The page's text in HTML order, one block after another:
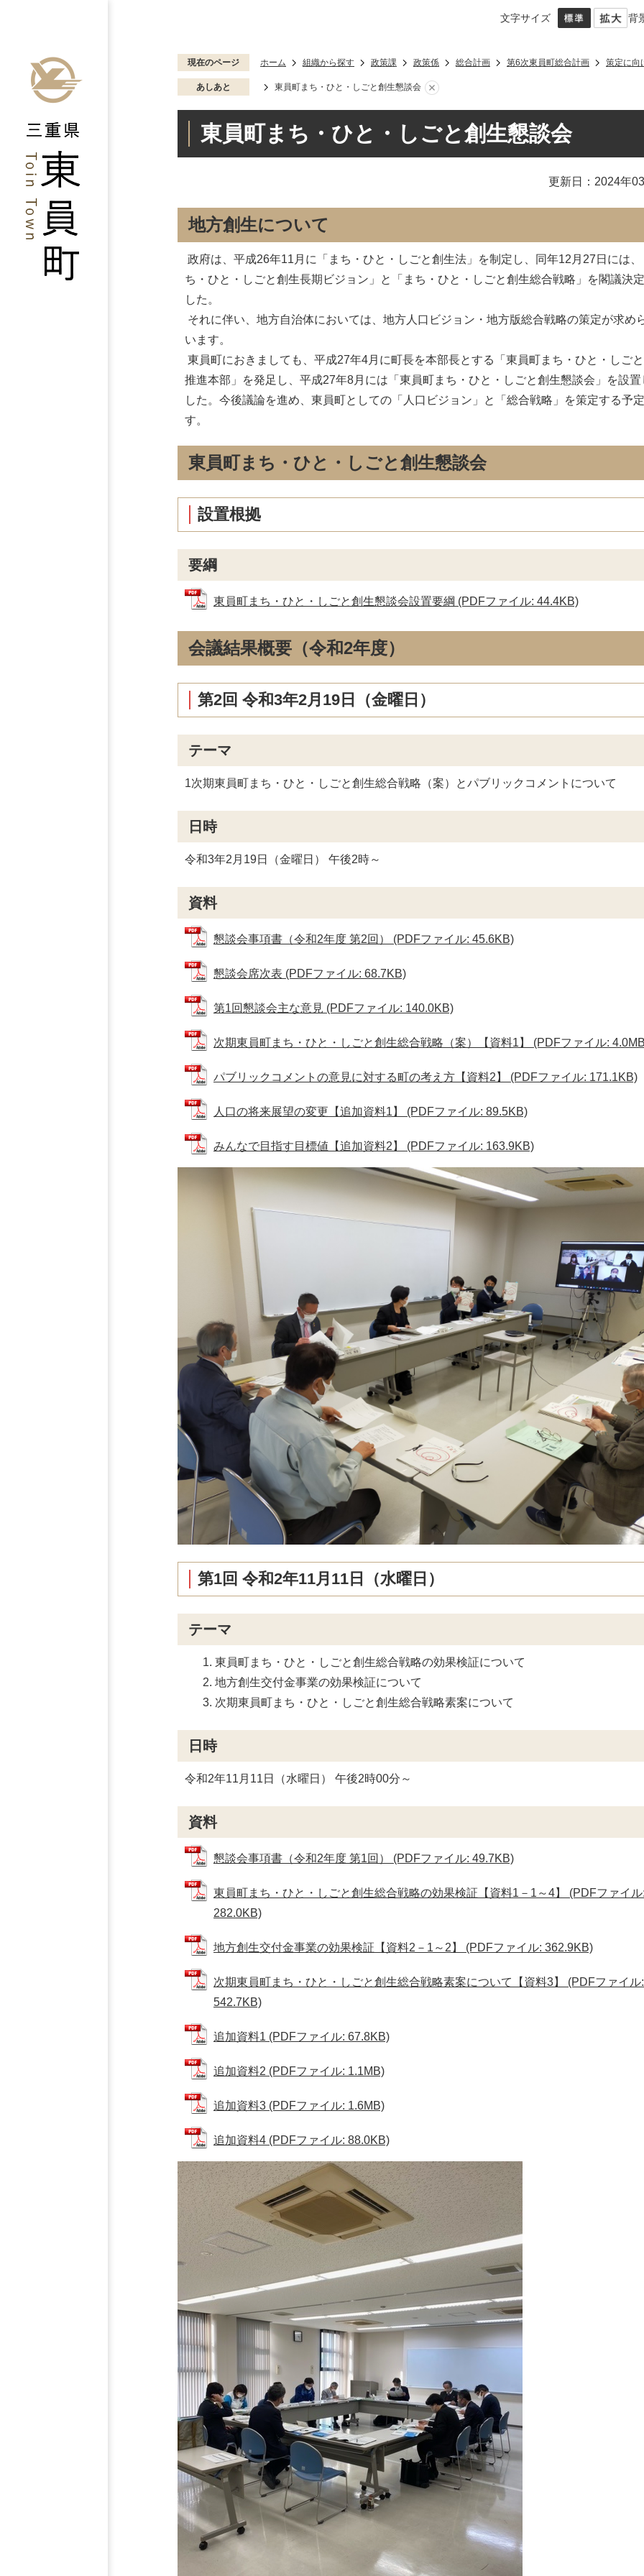
文字サイズ 背
現在のページ ホーム 組織から探す 政策課 政策係 総合計画 第6次東員町総合計画 策定に向
あしあと 東員町まち・ひと・しごと創生懇談会
東員町まち・ひと・しごと創生懇談会
更新日：2024年
地方創生について
政府は、平成26年11月に「まち・ひと・しごと創生法」を制定し、同年12月27日には
ち・ひと・しごと創生長期ビジョン」と「まち・ひと・しごと創生総合戦略」を閣議決
した。
それに伴い、地方自治体においては、地方人口ビジョン・地方版総合戦略の策定が求め
います。
東員町におきましても、平成27年4月に町長を本部長とする「東員町まち・ひと・しご
推進本部」を発足し、平成27年8月には「東員町まち・ひと・しごと創生懇談会」を設置
した。今後議論を進め、東員町としての「人口ビジョン」と「総合戦略」を策定する予
す。
東員町まち・ひと・しごと創生懇談会
設置根拠
要綱
東員町まち・ひと・しごと創生懇談会設置要綱 (PDFファイル: 44.4KB)
会議結果概要（令和2年度）
第2回 令和3年2月19日（金曜日）
テーマ
1次期東員町まち・ひと・しごと創生総合戦略（案）とパブリックコメントについて
日時
令和3年2月19日（金曜日） 午後2時～
資料
懇談会事項書（令和2年度 第2回） (PDFファイル: 45.6KB)
懇談会席次表 (PDFファイル: 68.7KB)
第1回懇談会主な意見 (PDFファイル: 140.0KB)
次期東員町まち・ひと・しごと創生総合戦略（案）【資料1】 (PDFファイル:
パブリックコメントの意見に対する町の考え方【資料2】 (PDFファイル: 171.1KB)
人口の将来展望の変更【追加資料1】 (PDFファイル: 89.5KB)
みんなで目指す目標値【追加資料2】 (PDFファイル: 163.9KB)
第1回 令和2年11月11日（水曜日）
テーマ
東員町まち・ひと・しごと創生総合戦略の効果検証について
地方創生交付金事業の効果検証について
次期東員町まち・ひと・しごと創生総合戦略素案について
日時
令和2年11月11日（水曜日） 午後2時00分～
資料
懇談会事項書（令和2年度 第1回） (PDFファイル: 49.7KB)
東員町まち・ひと・しごと創生総合戦略の効果検証【資料1－1～4】 (PDFファイ
282.0KB)
地方創生交付金事業の効果検証【資料2－1～2】 (PDFファイル: 362.9KB)
次期東員町まち・ひと・しごと創生総合戦略素案について【資料3】 (PDFファイル:
542.7KB)
追加資料1 (PDFファイル: 67.8KB)
追加資料2 (PDFファイル: 1.1MB)
追加資料3 (PDFファイル: 1.6MB)
追加資料4 (PDFファイル: 88.0KB)